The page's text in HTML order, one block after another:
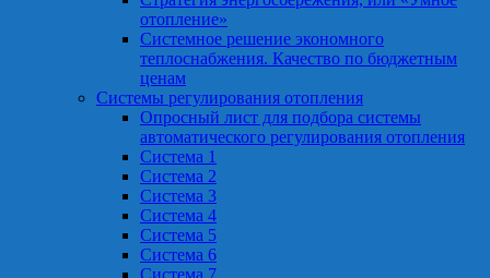
отопление»
Системное решение экономного
теплоснабжения. Качество по бюджетным
ценам
Системы регулирования отопления
Опросный лист для подбора системы
автоматического регулирования отопления
Система 1
Система 2
Система 3
Система 4
Система 5
Система 6
Система 7